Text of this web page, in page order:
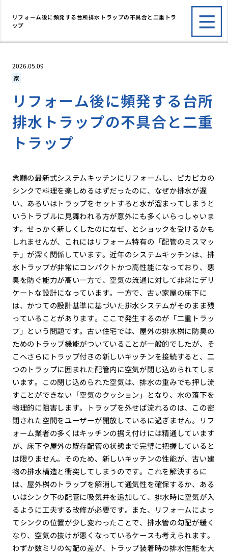
リフォーム後に頻発する台所排水トラップの不具合と二重トラ
ップ
2026.05.09
家
リフォーム後に頻発する台所
排水トラップの不具合と二重
トラップ
念願の最新式システムキッチンにリフォームし、ピカピカの
シンクで料理を楽しめるはずだったのに、なぜか排水が遅
い、あるいはトラップをセットすると水が溜まってしまうと
いうトラブルに見舞われる方が意外にも多くいらっしゃいま
す。せっかく新しくしたのになぜ、とショックを受けるかも
しれませんが、これにはリフォーム特有の「配管のミスマッ
チ」が深く関係しています。近年のシステムキッチンは、排
水トラップが非常にコンパクトかつ高性能になっており、悪
臭を防ぐ能力が高い一方で、空気の流通に対して非常にデリ
ケートな設計になっています。一方で、古い家屋の床下に
は、かつての設計基準に基づいた排水システムがそのまま残
っていることがあります。ここで発生するのが「二重トラッ
プ」という問題です。古い住宅では、屋外の排水桝に防臭の
ためのトラップ機能がついていることが一般的でしたが、そ
こへさらにトラップ付きの新しいキッチンを接続すると、二
つのトラップに囲まれた配管内に空気が閉じ込められてしま
います。この閉じ込められた空気は、排水の重みでも押し流
すことができない「空気のクッション」となり、水の落下を
物理的に阻害します。トラップを外せば流れるのは、この密
閉された空間をユーザーが開放しているに過ぎません。リフ
ォーム業者の多くはキッチンの据え付けには精通しています
が、床下や屋外の既存配管の状態まで完璧に把握していると
は限りません。そのため、新しいキッチンの性能が、古い建
物の排水構造と衝突してしまうのです。これを解決するに
は、屋外桝のトラップを解消して通気性を確保するか、ある
いはシンク下の配管に吸気弁を追加して、排水時に空気が入
るように工夫する改修が必要です。また、リフォームによっ
てシンクの位置が少し変わったことで、排水管の勾配が緩く
なり、空気の抜けが悪くなっているケースも考えられます。
わずか数ミリの勾配の差が、トラップ装着時の排水性能を大